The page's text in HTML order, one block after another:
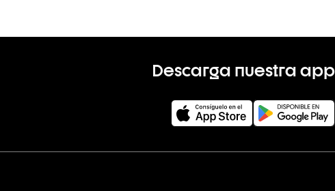
Descarga nuestra app